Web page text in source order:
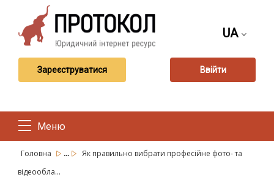
UA
Зареєструватися Ввійти
Меню
Головна ...
Як правильно вибрати професійне фото- та
відеообла...